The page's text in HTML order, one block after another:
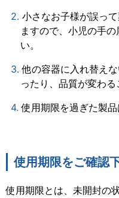
小さなお子様が誤っ
ますので、小児の手
い。
他の容器に入れ替え
ったり、品質が変わる
使用期限を過ぎた製品
使用期限をご確認
使用期限とは、未開封の